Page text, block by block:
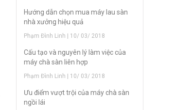
Hướng dẫn chọn mua máy lau sàn
nhà xưởng hiệu quả
Phạm Đình Linh | 10/ 03/ 2018
Cấu tạo và nguyên lý làm việc của
máy chà sàn liên hợp
Phạm Đình Linh | 10/ 03/ 2018
Ưu điểm vượt trội của máy chà sàn
ngồi lái